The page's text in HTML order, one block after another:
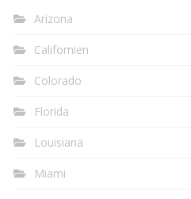
Arizona
Californien
Colorado
Florida
Louisiana
Miami